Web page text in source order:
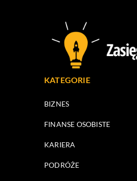
KATEGORIE
BIZNES
FINANSE OSOBISTE
KARIERA
PODRÓŻE